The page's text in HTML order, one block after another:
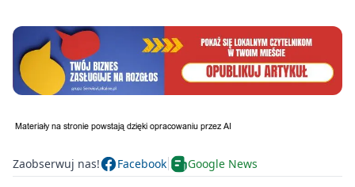
Zaobserwuj nas! Facebook Google News